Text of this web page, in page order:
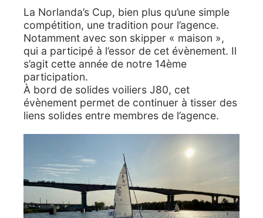
La Norlanda’s Cup, bien plus qu’une simple
compétition, une tradition pour l’agence.
Notamment avec son skipper « maison »,
qui a participé à l’essor de cet évènement. Il
s’agit cette année de notre 14ème
participation.
À bord de solides voiliers J80, cet
évènement permet de continuer à tisser des
liens solides entre membres de l’agence.